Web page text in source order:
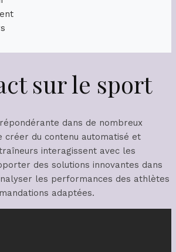
sur le sport
dans de nombreux
du contenu automatisé et
interagissent avec les
des solutions innovantes dans
les performances des athlètes
adaptées.